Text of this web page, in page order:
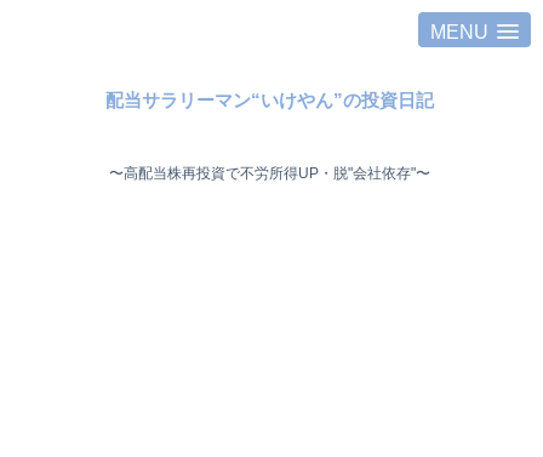
MENU
配当サラリーマン“いけやん”の投資日記 ​
〜高配当株再投資で不労所得UP・脱"会社依存"〜 ​